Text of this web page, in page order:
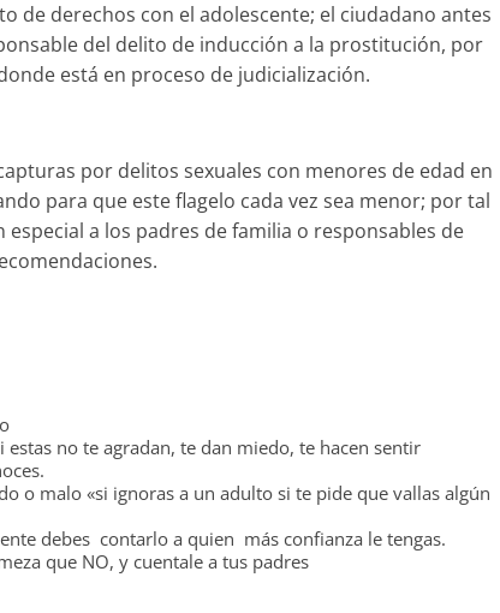
de derechos con el adolescente; el ciudadano antes
del delito de inducción a la prostitución, por
está en proceso de judicialización.
por delitos sexuales con menores de edad en
para que este flagelo cada vez sea menor; por tal
a los padres de familia o responsables de
no te agradan, te dan miedo, te hacen sentir
o malo «si ignoras a un adulto si te pide que vallas algún
debes contarlo a quien más confianza le tengas.
que NO, y cuentale a tus padres